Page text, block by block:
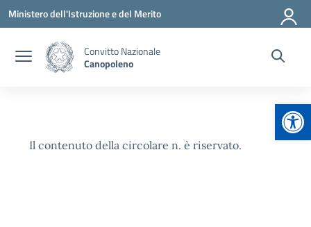
Vai ai contenuti
Vai al menu di navigazione
Vai al footer
Ministero dell'Istruzione e del Merito
Convitto Nazionale
Canopoleno
Il contenuto della circolare n. è riservato.